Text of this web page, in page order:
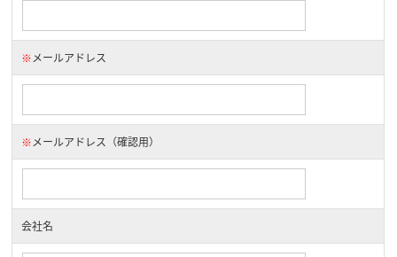
※メールアドレス
※メールアドレス（確認用）
会社名